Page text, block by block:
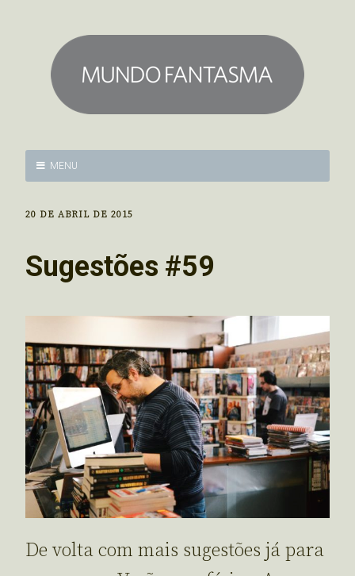
MENU
20 DE ABRIL DE 2015
Sugestões #59
De volta com mais sugestões já para